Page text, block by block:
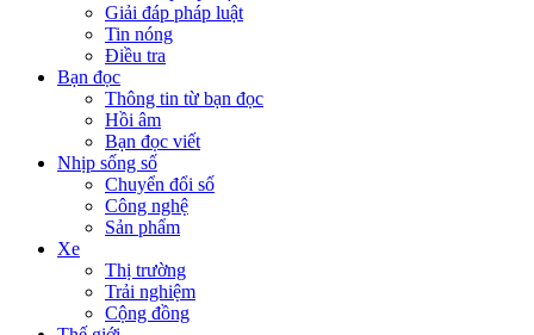
Giải đáp pháp luật
Tin nóng
Điều tra
Bạn đọc
Thông tin từ bạn đọc
Hồi âm
Bạn đọc viết
Nhịp sống số
Chuyển đổi số
Công nghệ
Sản phẩm
Xe
Thị trường
Trải nghiệm
Cộng đồng